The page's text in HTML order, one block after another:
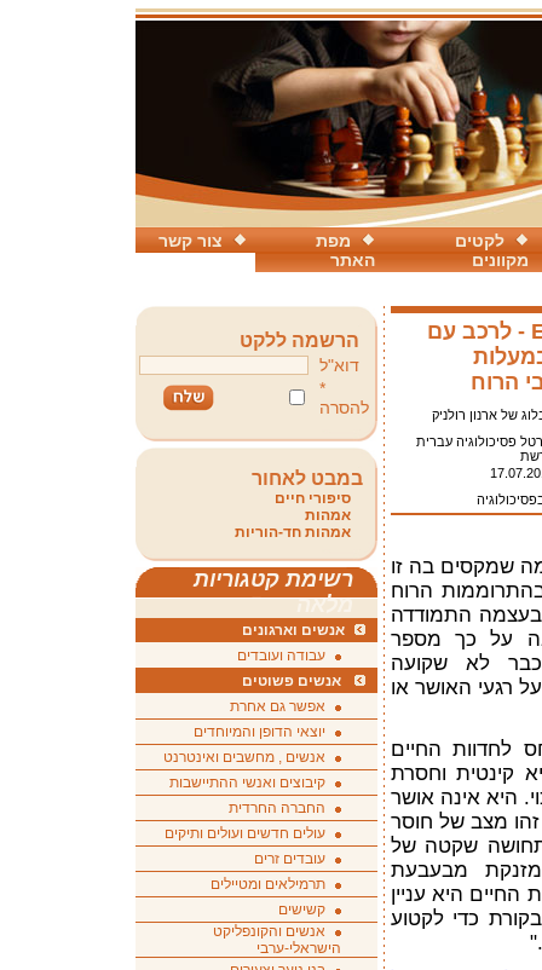
צור קשר
מפת
האתר
לקטים
מקוונים
Exuberance - לרכב עם
הרוח
של ארנון רולניק
פסיכולוגיה עברית
שמקסים בה זו
הרוח
בעצמה התמודדה
על כך מספר
לא שקועה
רגעי האושר או
לחדוות החיים
קינטית וחסרת
היא אינה אושר
זהו מצב של חוסר
תחושה שקטה של
מבעבעת
היא עניין
כדי לקטוע
הרשמה ללקט
דוא"ל
*
להסרה
במבט לאחור
סיפורי חיים
אמהות
אמהות חד-הוריות
רשימת קטגוריות
מלאה
אנשים וארגונים
עבודה ועובדים
אנשים פשוטים
אפשר גם אחרת
יוצאי הדופן והמיוחדים
אנשים , מחשבים ואינטרנט
קיבוצים ואנשי ההתיישבות
החברה החרדית
עולים חדשים ועולים ותיקים
עובדים זרים
תרמילאים ומטיילים
קשישים
אנשים והקונפליקט
הישראלי-ערבי